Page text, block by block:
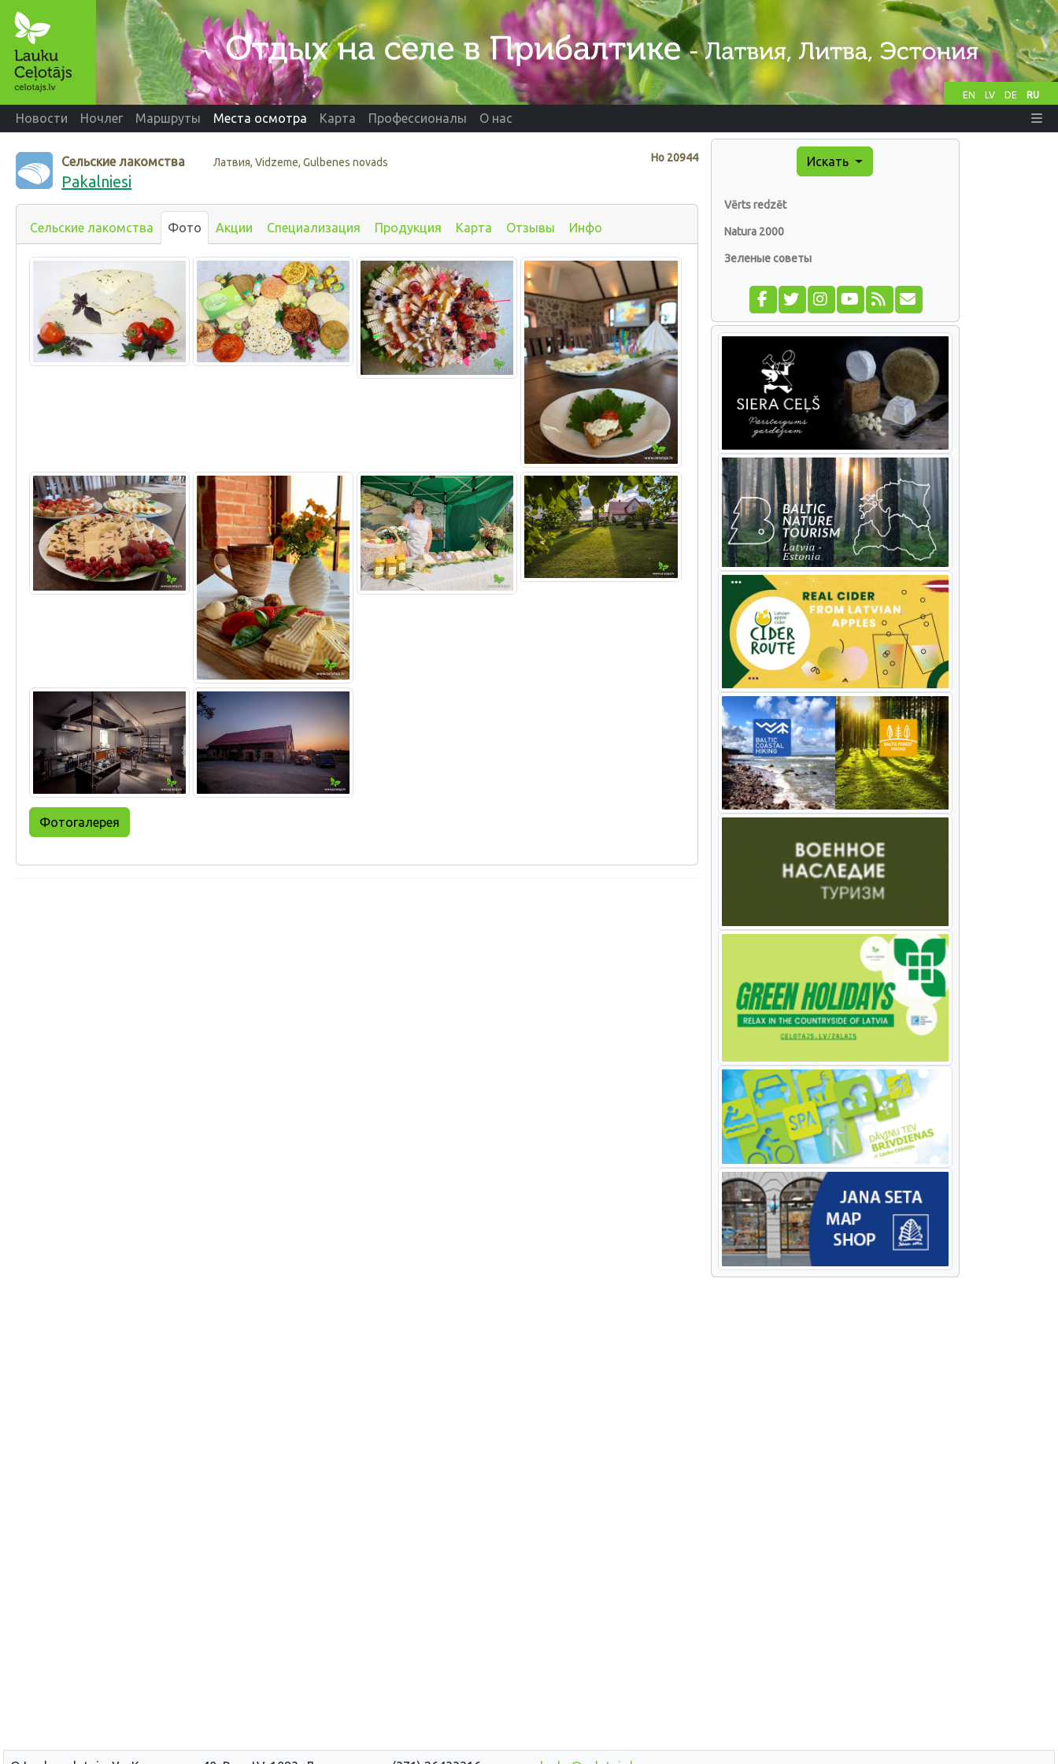
EN LV DE RU
Новости Ночлег Маршруты Места осмотра Карта Профессионалы О нас
Нo 20944
Сельские лакомства Латвия, Vidzeme, Gulbenes novads
Pakalniesi
Сельские лакомства Фото Акции Специализация Продукция Карта Отзывы Инфо
Фотогалерея
Искать
Vērts redzēt
Natura 2000
Зеленые советы